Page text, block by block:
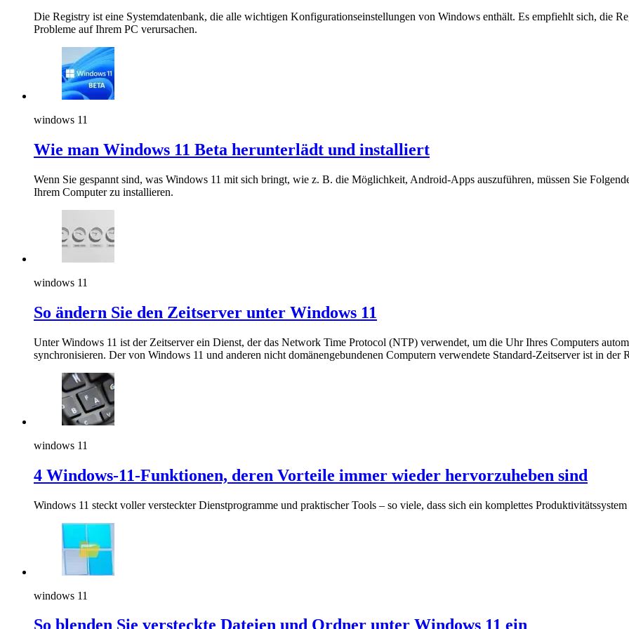
Die Registry ist eine Systemdatenbank, die alle wichtigen Konfigurationseinstellungen von Windows enthält. Es empfiehlt sich, die
Probleme auf Ihrem PC verursachen.
windows 11
Wie man Windows 11 Beta herunterlädt und installiert
Wenn Sie gespannt sind, was Windows 11 mit sich bringt, wie z. B. die Möglichkeit, Android-Apps auszuführen, müssen Sie
Ihrem Computer zu installieren.
windows 11
So ändern Sie den Zeitserver unter Windows 11
Unter Windows 11 ist der Zeitserver ein Dienst, der das Network Time Protocol (NTP) verwendet, um die Uhr Ihres Computers
synchronisieren. Der von Windows 11 und anderen nicht domänengebundenen Computern verwendete Standard-Zeitserver ist in
windows 11
4 Windows-11-Funktionen, deren Vorteile immer wieder hervorzuheben sind
Windows 11 steckt voller versteckter Dienstprogramme und praktischer Tools – so viele, dass sich ein komplettes
windows 11
So blenden Sie versteckte Dateien und Ordner unter Windows 11 ein